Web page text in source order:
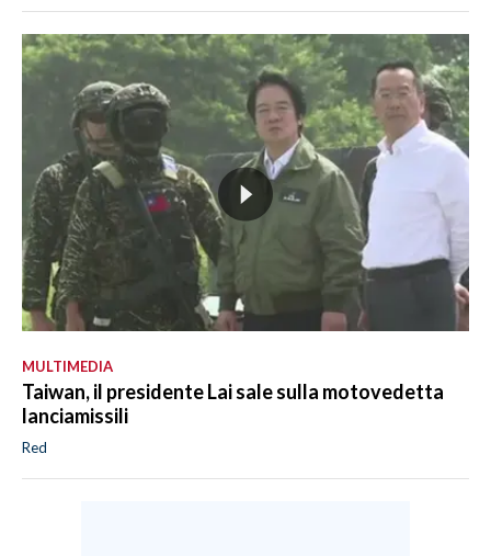
MULTIMEDIA
Taiwan, il presidente Lai sale sulla motovedetta
lanciamissili
Red